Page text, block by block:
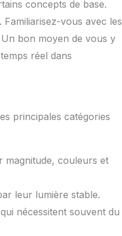
concepts de base.
Familiarisez-vous avec les
bon moyen de vous y
réel dans
principales catégories
magnitude, couleurs et
leur lumière stable.
nécessitent souvent du